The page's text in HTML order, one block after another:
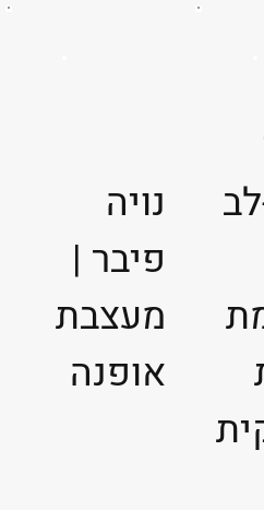
נויה
פיבר |
מעצבת
אופנה